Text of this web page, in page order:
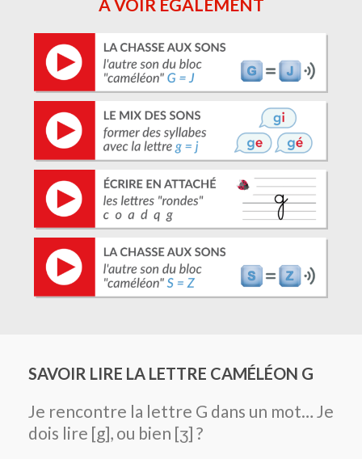
À VOIR ÉGALEMENT
SAVOIR LIRE LA LETTRE CAMÉLÉON G
Je rencontre la lettre G dans un mot… Je
dois lire [g], ou bien [ʒ] ?